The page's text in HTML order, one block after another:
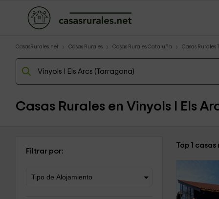
CasasRurales.net Casas Rurales Casas Rurales Cataluña Casas Rurales
Casas Rurales en Vinyols I Els
Filtrar por:
Top 1